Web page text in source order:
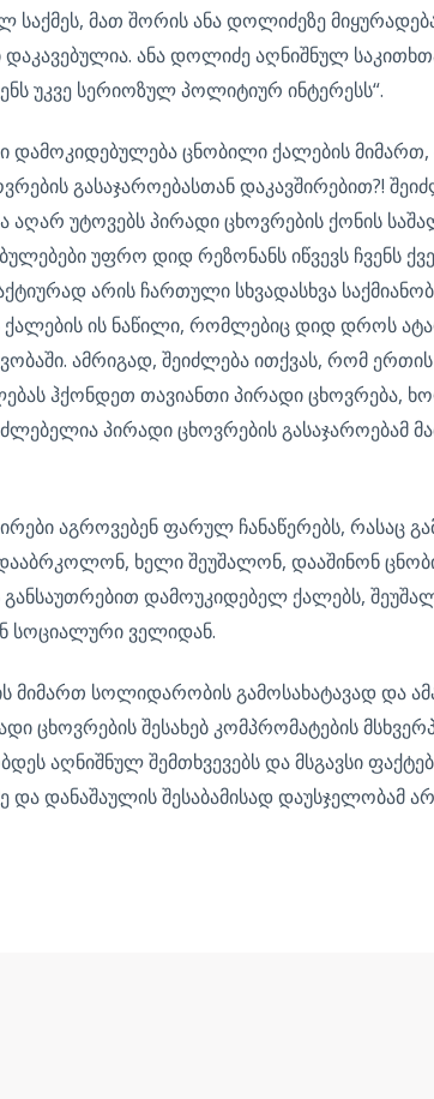
საქმეს, მათ შორის ანა დოლიძეზე
ანა დოლიძე აღნიშნულ
უკვე სერიოზულ პოლიტიურ ინტერესს“.
დამოკიდებულება ცნობილი ქალების
გასაჯაროებასთან დაკავშირებით?!
უტოვებს პირადი ცხოვრების ქონის
უფრო დიდ რეზონანს იწვევს ჩვენს
არის ჩართული სხვადასხვა
ქალების ის ნაწილი, რომლებიც დიდ დროს
ამრიგად, შეიძლება ითქვას, რომ
ჰქონდეთ თავიანთი პირადი ცხოვრება,
პირადი ცხოვრების გასაჯაროებამ
აგროვებენ ფარულ ჩანაწერებს, რასაც
ხელი შეუშალონ, დააშინონ
დამოუკიდებელ ქალებს,
სოციალური ველიდან.
სოლიდარობის გამოსახატავად და
ცხოვრების შესახებ კომპრომატების
აღნიშნულ შემთხვევებს და მსგავსი
დანაშაულის შესაბამისად დაუსჯელობამ